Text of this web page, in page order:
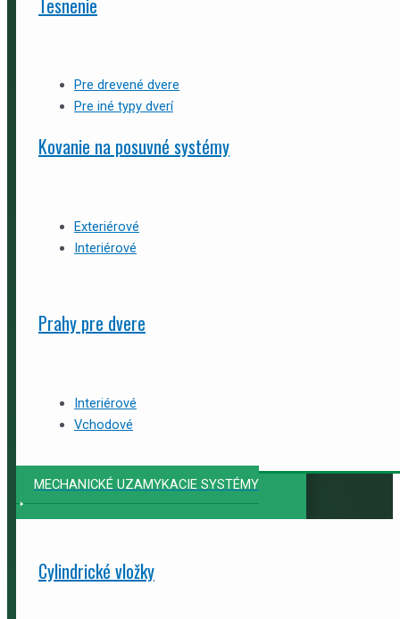
Pre drevené dvere
Pre iné typy dverí
Kovanie na posuvné systémy
Exteriérové
Interiérové
Prahy pre dvere
Interiérové
Vchodové
MECHANICKÉ UZAMYKACIE SYSTÉMY
Cylindrické vložky